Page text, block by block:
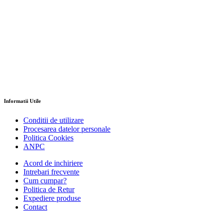
Informatii Utile
Conditii de utilizare
Procesarea datelor personale
Politica Cookies
ANPC
Acord de inchiriere
Intrebari frecvente
Cum cumpar?
Politica de Retur
Expediere produse
Contact